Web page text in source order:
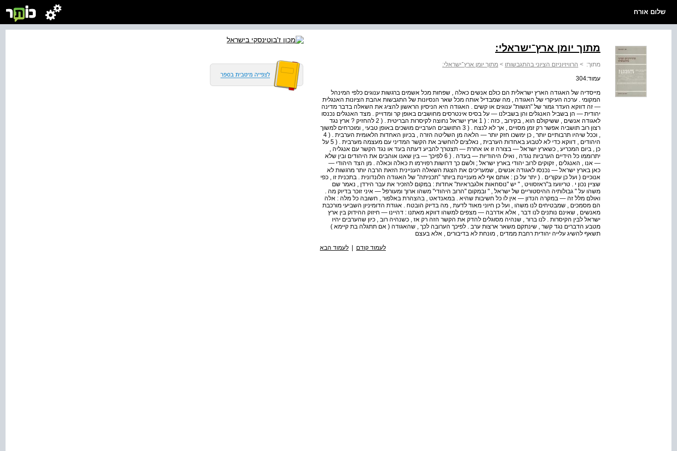
שלום אורח
מתוך יומן ארץ־ישראלי:
מתוך: > הרוויזיוניזם הציוני בהתגבשותו > מתוך יומן ארץ־ישראלי:
עמוד:304
מייסדיה של האגודה הארץ ישראלית הם כולם אנשים כאלה , שפחות מכל אשמים ברגשות ענוגים כלפי המינהל
המקומי . ערכה העיקרי של האגודה , מה שמבדיל אותה מכל שאר הנסיונות של התגבשות אהבת הציונות האנגלית
— זה דווקא העדר גמור של "רגשות" ענוגים או קשים . האגודה היא הניסיון הראשון להציג את השאלה בדבר מדינה
יהודית — הן בשביל האנגלים והן בשבילנו — על בסיס אינטרסים מחושבים באופן קר ומדוייק . מצד האנגלים נכנסו
לאגודה אנשים , ששיקולם הוא , בקירוב , כזה : ( 1 ארץ ישראל נחוצה לקיסרות הבריטית . ( 2 להחזיק ? ארץ נגד
רצון רוב תושביה אפשר רק זמן מסויים , אך לא לנצח . ( 3 התושבים הערביים מושכים באופן טבעי , ומוכרחים למשוך
, וככל שיהיו תרבותיים יותר , כן ימשכו חזק יותר — הלאה מן השליטה הזרה , בכיוון האחדות הלאומית הערבית . ( 4
היהודים , דווקא כדי לא לטבוע באחדות הערבית , נאלצים להחשיב את הקשר המדיני עם מעצמה מערבית . ( 5 על
כן , ביום המכריע , כשארץ ישראל — בצורה זו או אחרת — תצטרך להביע דעתה בעד או נגד הקשר עם אנגליה ,
יתרוממו כל הידיים הערביות נגדה , ואילו היהודיות — בעדה . ( 6 לפיכך — בין שאנו אוהבים את היהודים ובין שלא
— אנו , האנגלים , זקוקים לרוב יהודי בארץ ישראל ; ולשם כך דרושות רפוירמו ת כאלה וכאלה . מן הצד היהודי —
כאן בארץ ישראל — נכנסו לאגודה אנשים , שמעריכים את הצגת השאלה העניינית הזאת הרבה יותר מרגשות לא
אנוכיים ( ועל כן עקןרים . ( יתר על כן : אותם אף לא מעניינת ביותר "תכניתה" של האגודה הלונדונית . בתכנית זו , כפי
שציין נכון י . טריוועז ב"ראזסוויט , " יש "נוסחאות אלגבראיות" אחדות : במקום להזכיר את עבר הירדן , נאמר שם
משהו על " גבולותיה ההיסטוריים של ישראל , " ובמקום "הרוב היהודי" משהו ארוך ומעורפל — איני זוכר בדיוק מה .
ואולם מלל זה — במקרה הנדון — אין לו כל חשיבות שהיא . במאנדאט , בהצהרת באלפור , חשובה כל מלה : אלה
הם מסמכים , שמבטיחים לנו משהו , ועל כן חיוני מאוד לדעת , מה בדיוק הובטח . אגודת הדומיניון השביעי מורכבת
מאנשים , שאינם נותנים לנו דבר , אלא אדרבה — מצפים למשהו דווקא מאתנו : דהיינו — חיזוק ההידוק בין ארץ
ישראל לבין הקיסרות . לנו ברור , שנהיה מסוגלים להדק את הקשר הזה רק אז , כשנהיה רוב , כיון שהערבים יהיו
מטבע הדברים נגד קשר , שינתקם משאר ארצות ערב . לפיכך הערובה לכך , שהאגודה ( אם תתגלה בת קיימא )
תשאף להשיג עלייה יהודית רחבת ממדים , מונחת לא בדיבורים , אלא בעצם
לעמוד קודם | לעמוד הבא